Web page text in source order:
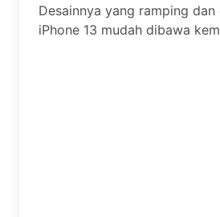
Desainnya yang ramping
iPhone 13 mudah dibawa